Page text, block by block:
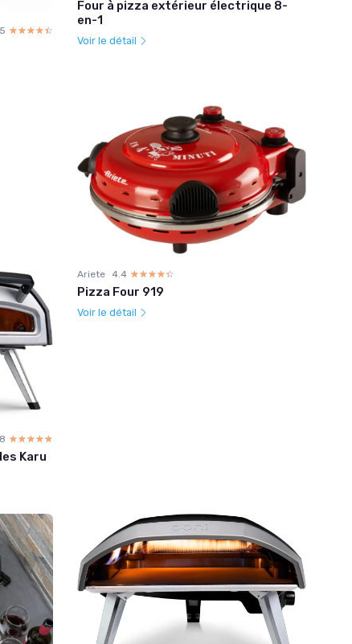
☆☆☆☆☆
★★★★★
Four à pizza extérieur électrique 8-
en-1
Voir le détail
☆☆☆☆☆
★★★★★
Karu
Ariete 4.4 ☆☆☆☆☆
★★★★★
Pizza Four 919
Voir le détail